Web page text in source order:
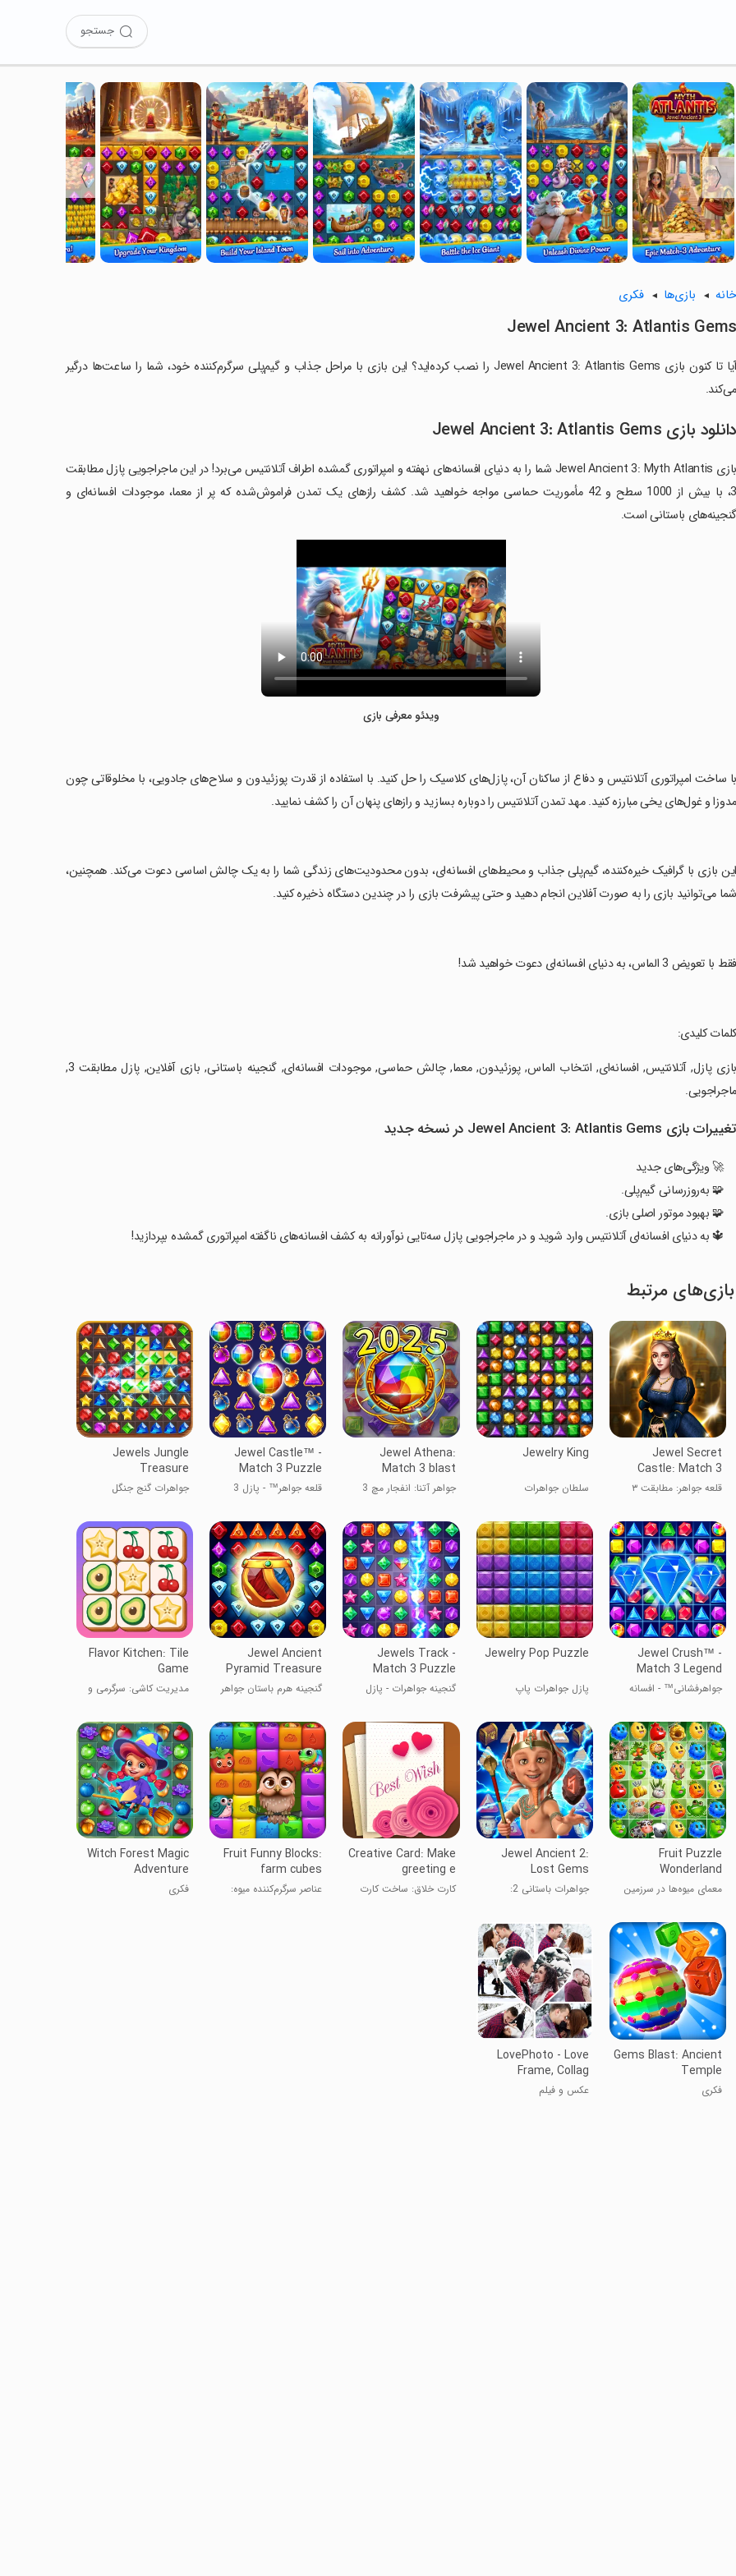
جستجو
〈
〉
خانه بازی‌ها فکری
Jewel Ancient 3: Atlantis Gems
آیا تا کنون بازی Jewel Ancient 3: Atlantis Gems را نصب کرده‌اید؟ این بازی با مراحل جذاب و گیم‌پلی سرگرم‌کننده خود، شما را ساعت‌ها درگیر
می‌کند.
دانلود بازی Jewel Ancient 3: Atlantis Gems
بازی Jewel Ancient 3: Myth Atlantis شما را به دنیای افسانه‌های نهفته و امپراتوری گمشده اطراف آتلانتیس می‌برد! در این ماجراجویی پازل مطابقت
3، با بیش از 1000 سطح و 42 مأموریت حماسی مواجه خواهید شد. کشف رازهای یک تمدن فراموش‌شده که پر از معما، موجودات افسانه‌ای و
گنجینه‌های باستانی است.
ویدئو معرفی بازی
‏با ساخت امپراتوری آتلانتیس و دفاع از ساکنان آن، پازل‌های کلاسیک را حل کنید. با استفاده از قدرت پوزئیدون و سلاح‌های جادویی، با مخلوقاتی چون
مدوزا و غول‌های یخی مبارزه کنید. مهد تمدن آتلانتیس را دوباره بسازید و رازهای پنهان آن را کشف نمایید.
‏این بازی با گرافیک خیره‌کننده، گیم‌پلی جذاب و محیط‌های افسانه‌ای، بدون محدودیت‌های زندگی شما را به یک چالش اساسی دعوت می‌کند. همچنین،
شما می‌توانید بازی را به صورت آفلاین انجام دهید و حتی پیشرفت بازی را در چندین دستگاه ذخیره کنید.
‏فقط با تعویض 3 الماس، به دنیای افسانه‌ای دعوت خواهید شد!
‏کلمات کلیدی:
‏بازی پازل, آتلانتیس, افسانه‌ای, انتخاب الماس, پوزئیدون, معما, چالش حماسی, موجودات افسانه‌ای, گنجینه باستانی, بازی آفلاین, پازل مطابقت 3,
ماجراجویی.
تغییرات بازی Jewel Ancient 3: Atlantis Gems در نسخه جدید
🚀 ویژگی‌های جدید
🧩 به‌روزرسانی گیم‌پلی.
🧩 بهبود موتور اصلی بازی.
🔱 به دنیای افسانه‌ای آتلانتیس وارد شوید و در ماجراجویی پازل سه‌تایی نوآورانه به کشف افسانه‌های ناگفته امپراتوری گمشده بپردازید!
بازی‌های مرتبط
Jewel Secret
Castle: Match 3
قلعه جواهر: مطابقت ۳
Jewelry King
سلطان جواهرات
Jewel Athena:
Match 3 blast
جواهر آتنا: انفجار مچ 3
Jewel Castle™ -
Match 3 Puzzle
قلعه جواهر™ - پازل 3
Jewels Jungle
Treasure
جواهرات گنج جنگل
Jewel Crush™ -
Match 3 Legend
جواهرفشانی™ - افسانه
Jewelry Pop Puzzle
پازل جواهرات پاپ
Jewels Track -
Match 3 Puzzle
گنجینه جواهرات - پازل
Jewel Ancient
Pyramid Treasure
گنجینه هرم باستان جواهر
Flavor Kitchen: Tile
Game
مدیریت کاشی: سرگرمی و
Fruit Puzzle
Wonderland
معمای میوه‌ها در سرزمین
Jewel Ancient 2:
Lost Gems
جواهرات باستانی 2:
Creative Card: Make
greeting e
کارت خلاق: ساخت کارت
Fruit Funny Blocks:
farm cubes
عناصر سرگرم‌کننده میوه:
Witch Forest Magic
Adventure
فکری
Gems Blast: Ancient
Temple
فکری
LovePhoto - Love
Frame, Collag
عکس و فیلم